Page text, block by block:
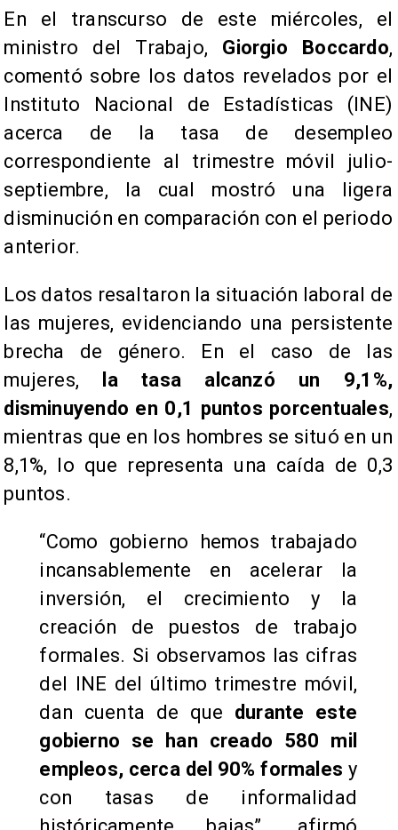
En el transcurso de este miércoles, el
ministro del Trabajo, Giorgio Boccardo,
comentó sobre los datos revelados por el
Instituto Nacional de Estadísticas (INE)
acerca de la tasa de desempleo
correspondiente al trimestre móvil julio-
septiembre, la cual mostró una ligera
disminución en comparación con el periodo
anterior.
Los datos resaltaron la situación laboral de
las mujeres, evidenciando una persistente
brecha de género. En el caso de las
mujeres,
la tasa alcanzó un 9,1%,
disminuyendo en 0,1 puntos porcentuales,
mientras que en los hombres se situó en un
8,1%, lo que representa una caída de 0,3
puntos.
“Como gobierno hemos trabajado
incansablemente en acelerar la
inversión, el crecimiento y la
creación de puestos de trabajo
formales. Si observamos las cifras
del INE del último trimestre móvil,
dan cuenta de que durante este
gobierno se han creado 580 mil
empleos, cerca del 90% formales y
con tasas de informalidad